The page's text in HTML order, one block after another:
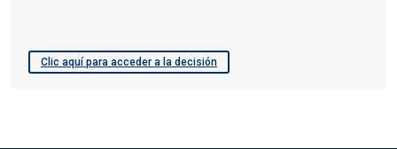
Clic aquí para acceder a la decisión